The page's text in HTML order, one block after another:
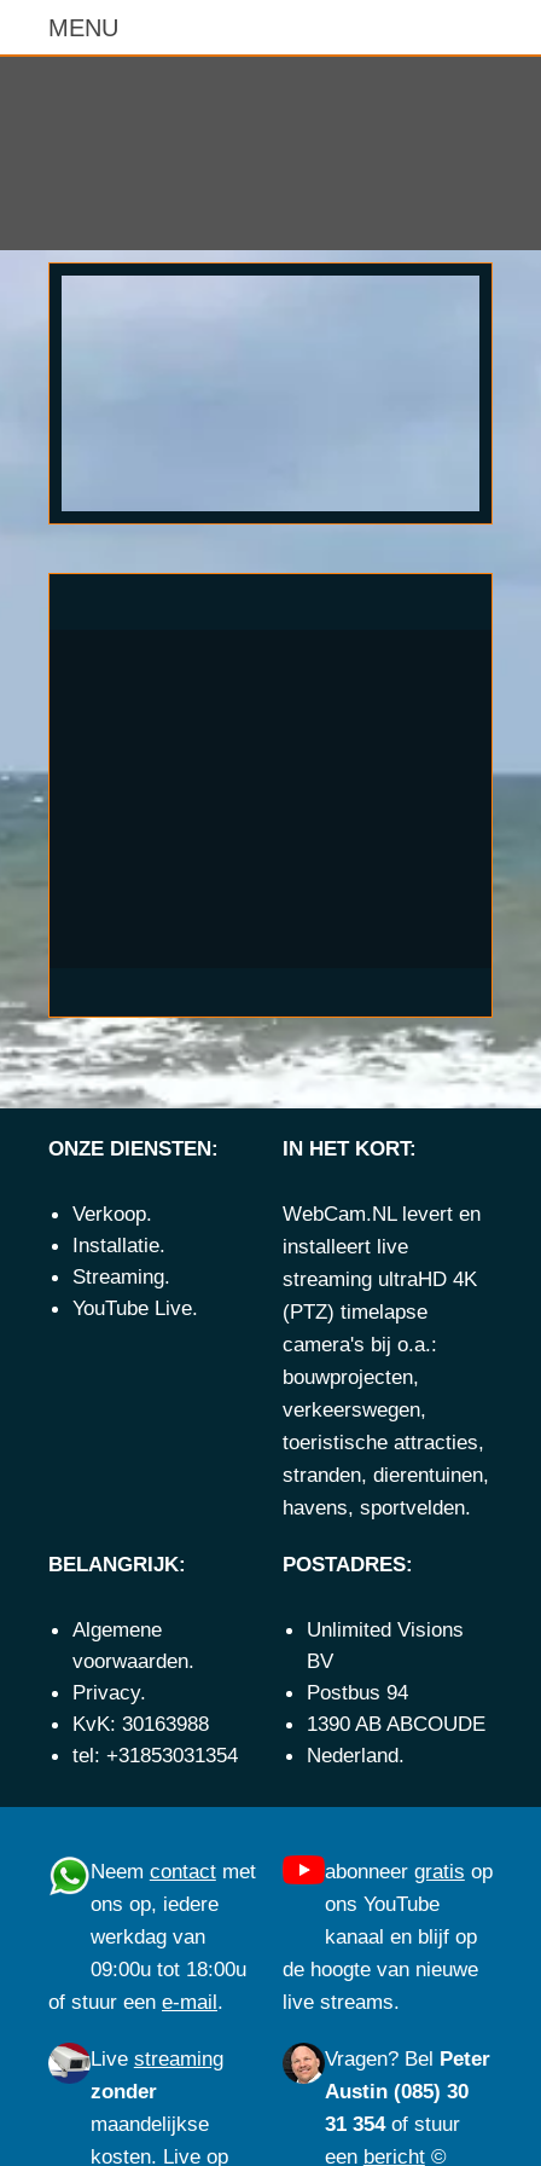
ONZE DIENSTEN:
Verkoop.
Installatie.
Streaming.
YouTube Live.
IN HET KORT:
WebCam.NL levert en
installeert live
streaming ultraHD 4K
(PTZ) timelapse
camera's bij o.a.:
bouwprojecten,
verkeerswegen,
toeristische attracties,
stranden, dierentuinen,
havens, sportvelden.
BELANGRIJK:
Algemene
voorwaarden.
Privacy.
KvK: 30163988
tel: +31853031354
POSTADRES:
Unlimited Visions
BV
Postbus 94
1390 AB ABCOUDE
Nederland.
Neem contactmet
ons op, iedere
werkdag van
09:00u tot 18:00u
of stuur een e-mail.
abonneer gratis op
ons YouTube
kanaal en blijf op
de hoogte van nieuwe
live streams.
Live streaming
zonder
maandelijkse
kosten. Live op
Vragen?Bel Peter
Austin (085) 30
31 354of stuur
een bericht©